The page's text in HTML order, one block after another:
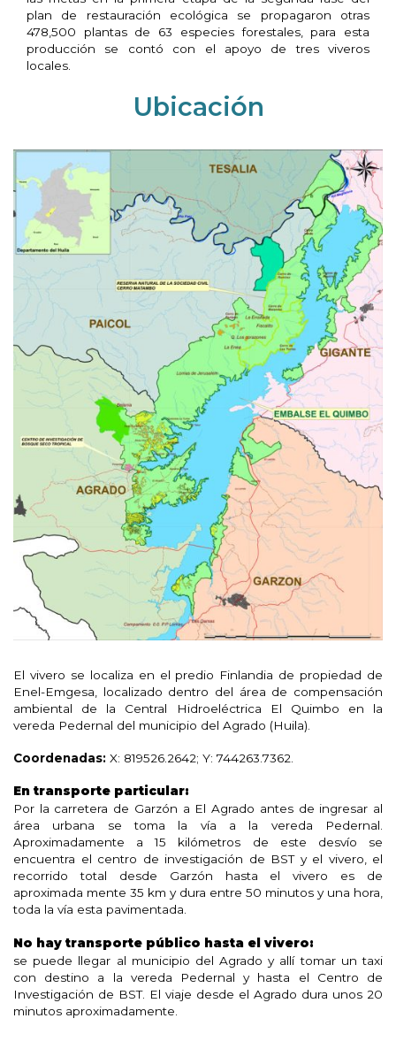
plan de restauración ecológica se propagaron otras
478,500 plantas de 63 especies forestales, para esta
producción se contó con el apoyo de tres viveros
locales.
Ubicación
El vivero se localiza en el predio Finlandia de propiedad de
Enel-Emgesa, localizado dentro del área de compensación
ambiental de la Central Hidroeléctrica El Quimbo en la
vereda Pedernal del municipio del Agrado (Huila).
Coordenadas: X: 819526.2642; Y: 744263.7362.
En transporte particular:
Por la carretera de Garzón a El Agrado antes de ingresar al
área urbana se toma la vía a la vereda Pedernal.
Aproximadamente a 15 kilómetros de este desvío se
encuentra el centro de investigación de BST y el vivero, el
recorrido total desde Garzón hasta el vivero es de
aproximada mente 35 km y dura entre 50 minutos y una hora,
toda la vía esta pavimentada.
No hay transporte público hasta el vivero:
se puede llegar al municipio del Agrado y allí tomar un taxi
con destino a la vereda Pedernal y hasta el Centro de
Investigación de BST. El viaje desde el Agrado dura unos 20
minutos aproximadamente.